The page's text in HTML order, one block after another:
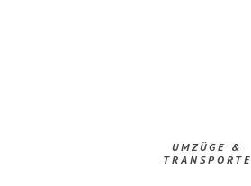
UMZÜGE &
TRANSPORTE